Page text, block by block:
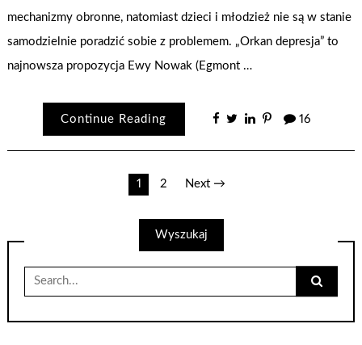
mechanizmy obronne, natomiast dzieci i młodzież nie są w stanie
samodzielnie poradzić sobie z problemem. „Orkan depresja” to
najnowsza propozycja Ewy Nowak (Egmont …
Continue Reading 16
wpisach
1 2 Next →
Wyszukaj
Search
for: